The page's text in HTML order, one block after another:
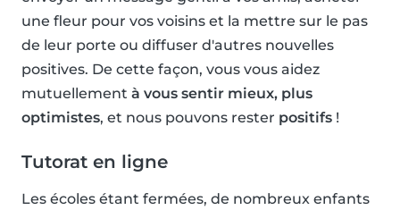
une fleur pour vos voisins et la mettre sur le pas
de leur porte ou diffuser d'autres nouvelles
positives. De cette façon, vous vous aidez
mutuellement à vous sentir mieux, plus
optimistes, et nous pouvons rester positifs !
Tutorat en ligne
Les écoles étant fermées, de nombreux enfants